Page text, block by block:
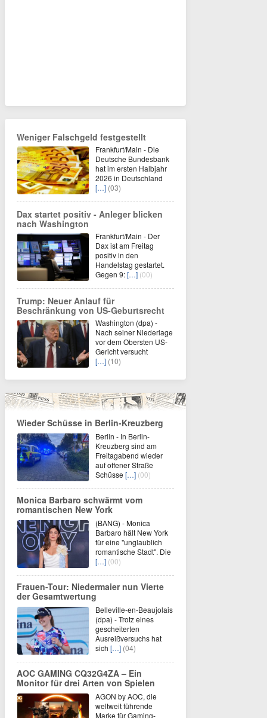
Weniger Falschgeld festgestellt
Frankfurt/Main - Die
Deutsche Bundesbank
hat im ersten Halbjahr
2026 in Deutschland
[…] (03)
Dax startet positiv - Anleger blicken
nach Washington
Frankfurt/Main - Der
Dax ist am Freitag
positiv in den
Handelstag gestartet.
Gegen 9:[…] (00)
Trump: Neuer Anlauf für
Beschränkung von US-Geburtsrecht
Washington (dpa) -
Nach seiner Niederlage
vor dem Obersten US-
Gericht versucht
[…] (10)
Wieder Schüsse in Berlin-Kreuzberg
Berlin - In Berlin-
Kreuzberg sind am
Freitagabend wieder
auf offener Straße
Schüsse […] (00)
Monica Barbaro schwärmt vom
romantischen New York
(BANG) - Monica
Barbaro hält New York
für eine "unglaublich
romantische Stadt". Die
[…] (00)
Frauen-Tour: Niedermaier nun Vierte
der Gesamtwertung
Belleville-en-Beaujolais
(dpa) - Trotz eines
gescheiterten
Ausreißversuchs hat
sich […] (04)
AOC GAMING CQ32G4ZA – Ein
Monitor für drei Arten von Spielen
AGON by AOC, die
weltweit führende
Marke für Gaming-